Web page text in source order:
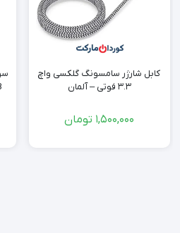
کابل شارژر سامسونگ گلکسی واچ
۳.۳ فوتی – آلمان
1,500,000 تومان